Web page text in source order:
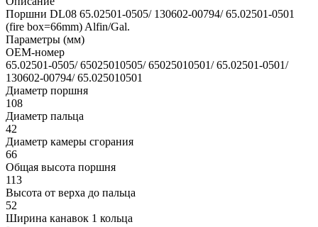
Поршни DL08 65.02501-0505/ 130602-00794/ 65.02501-0501
(fire box=66mm) Alfin/Gal.
Параметры (мм)
OEM-номер
65.02501-0505/ 65025010505/ 65025010501/ 65.02501-0501/
130602-00794/ 65.025010501
Диаметр поршня
108
Диаметр пальца
42
Диаметр камеры сгорания
66
Общая высота поршня
113
Высота от верха до пальца
52
Ширина канавок 1 кольца